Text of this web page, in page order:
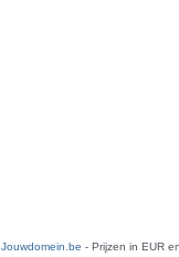
Jouwdomein.be - Prijzen in EUR